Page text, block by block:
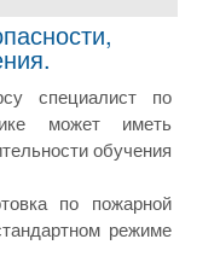
специалист по
может иметь
обучения
по пожарной
режиме